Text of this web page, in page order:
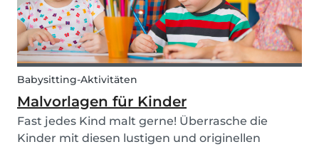
Babysitting-Aktivitäten
Malvorlagen für Kinder
Fast jedes Kind malt gerne! Überrasche die
Kinder mit diesen lustigen und originellen